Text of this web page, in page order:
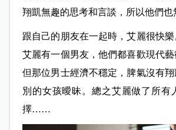
翔凱無趣的思考和言談，所以他們也
跟自己的朋友在一起時，艾麗很快樂
艾麗有一個男友，他們都喜歡現代藝
但那位男士經濟不穩定，脾氣沒有
別的女孩曖昧。總之艾麗做了所有
擇……